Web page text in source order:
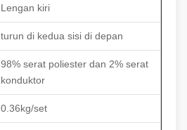
Lengan kiri
turun di kedua sisi di depan
98% serat poliester dan 2% serat
konduktor
0.36kg/set